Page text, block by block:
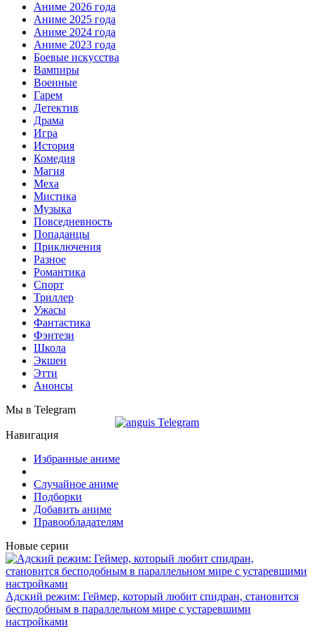
Аниме 2026 года
Аниме 2025 года
Аниме 2024 года
Аниме 2023 года
Боевые искусства
Вампиры
Военные
Гарем
Детектив
Драма
Игра
История
Комедия
Магия
Меха
Мистика
Музыка
Повседневность
Попаданцы
Приключения
Разное
Романтика
Спорт
Триллер
Ужасы
Фантастика
Фэнтези
Школа
Экшен
Этти
Анонсы
Мы в Telegram
Навигация
Избранные аниме
Случайное аниме
Подборки
Добавить аниме
Правообладателям
Новые серии
Адский режим: Геймер, который любит спидран, становится
бесподобным в параллельном мире с устаревшими
настройками